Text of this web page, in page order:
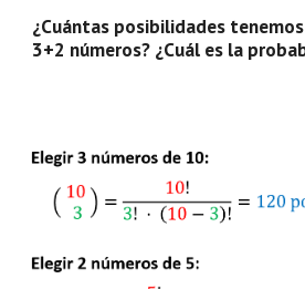
¿Cuántas posibilidades
3+2 números? ¿Cuál es la